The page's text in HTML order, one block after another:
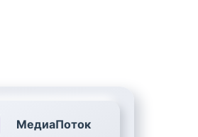
МедиаПоток